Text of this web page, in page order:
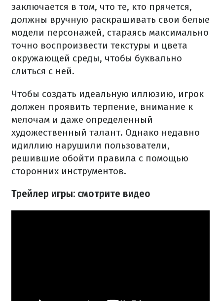
заключается в том, что те, кто прячется,
должны вручную раскрашивать свои белые
модели персонажей, стараясь максимально
точно воспроизвести текстуры и цвета
окружающей среды, чтобы буквально
слиться с ней.
Чтобы создать идеальную иллюзию, игрок
должен проявить терпение, внимание к
мелочам и даже определенный
художественный талант. Однако недавно
идиллию нарушили пользователи,
решившие обойти правила с помощью
сторонних инструментов.
Трейлер игры: смотрите видео